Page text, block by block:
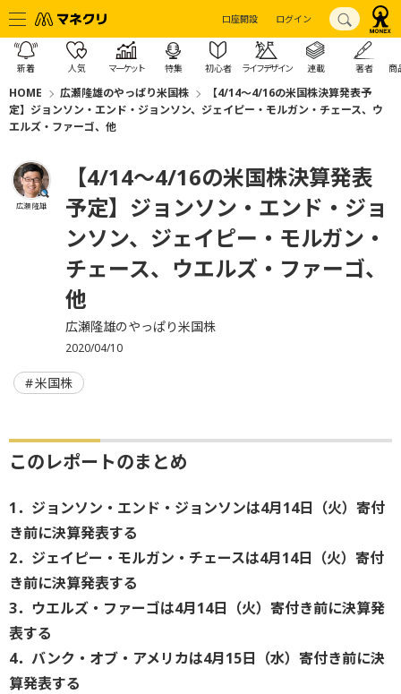
口座開設 ログイン
新着 人気 マーケット 特集 初心者 ライフデザイン 連載 著者 商
HOME 広瀬隆雄のやっぱり米国株
【4/14～4/16の米国株決算発表予
定】ジョンソン・エンド・ジョンソン、ジェイピー・モルガン・チェース、ウ
エルズ・ファーゴ、他
広瀬 隆雄
【4/14～4/16の米国株決算発表
予定】ジョンソン・エンド・ジョ
ンソン、ジェイピー・モルガン・
チェース、ウエルズ・ファーゴ、
他
広瀬隆雄のやっぱり米国株
2020/04/10
米国株
このレポートのまとめ
1．ジョンソン・エンド・ジョンソンは4月14日（火）寄付
き前に決算発表する
2．ジェイピー・モルガン・チェースは4月14日（火）寄付
き前に決算発表する
3．ウエルズ・ファーゴは4月14日（火）寄付き前に決算発
表する
4．バンク・オブ・アメリカは4月15日（水）寄付き前に決
算発表する